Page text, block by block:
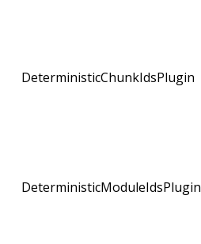
DeterministicChunkIdsPlugin
DeterministicModuleIdsPlugin